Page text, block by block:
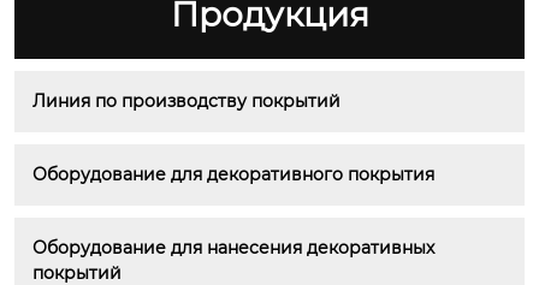
Продукция
Линия по производству покрытий
Оборудование для декоративного покрытия
Оборудование для нанесения декоративных
покрытий